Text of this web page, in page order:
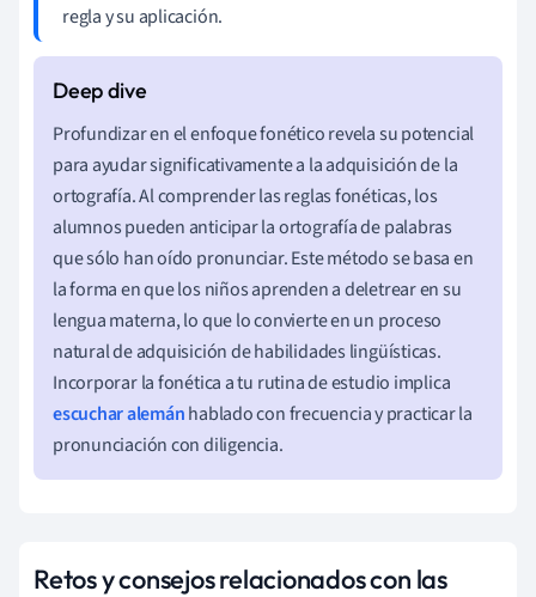
regla y su aplicación.
Profundizar en el enfoque fonético revela su potencial
para ayudar significativamente a la adquisición de la
ortografía. Al comprender las reglas fonéticas, los
alumnos pueden anticipar la ortografía de palabras
que sólo han oído pronunciar. Este método se basa en
la forma en que los niños aprenden a deletrear en su
lengua materna, lo que lo convierte en un proceso
natural de adquisición de habilidades lingüísticas.
Incorporar la fonética a tu rutina de estudio implica
escuchar alemánhablado con frecuencia y practicar la
pronunciación con diligencia.
Retos y consejos relacionados con las